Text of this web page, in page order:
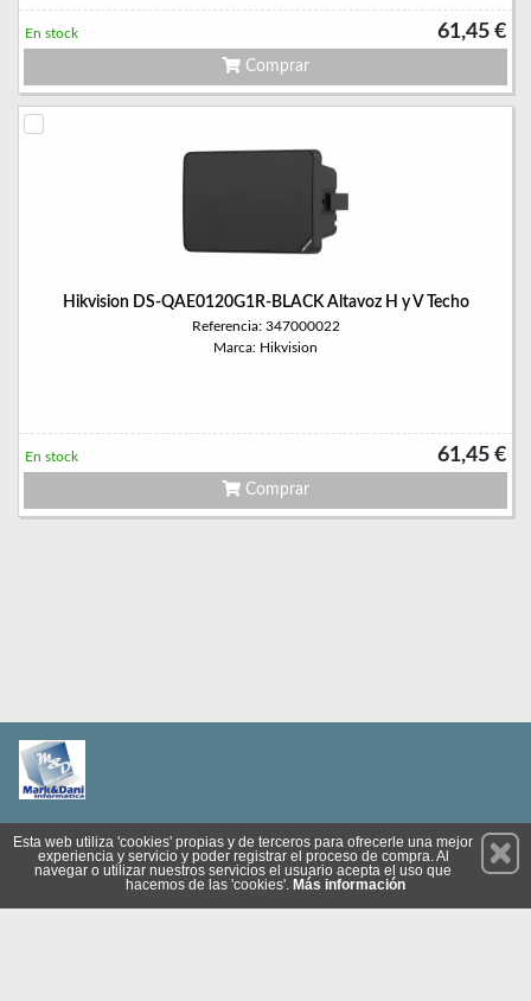
61,45 €
En stock
Comprar
Hikvision DS-QAE0120G1R-BLACK Altavoz H y V Techo
Referencia: 347000022
Marca: Hikvision
61,45 €
En stock
Comprar
Suscríbete
Esta web utiliza 'cookies' propias y de terceros para ofrecerle una mejor
experiencia y servicio y poder registrar el proceso de compra. Al
navegar o utilizar nuestros servicios el usuario acepta el uso que
hacemos de las 'cookies'. Más información